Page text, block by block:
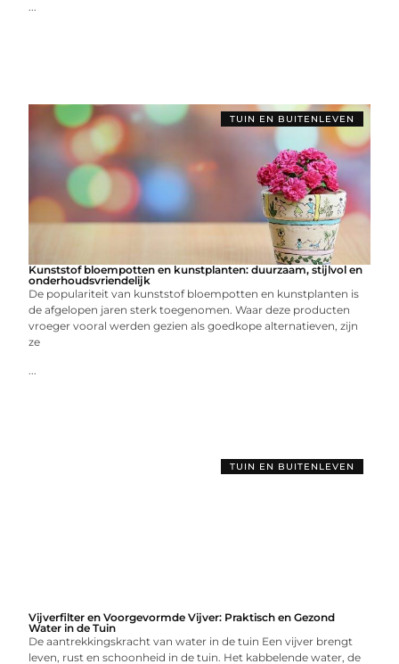
...
TUIN EN BUITENLEVEN
Kunststof bloempotten en kunstplanten: duurzaam, stijlvol en
onderhoudsvriendelijk
De populariteit van kunststof bloempotten en kunstplanten is
de afgelopen jaren sterk toegenomen. Waar deze producten
vroeger vooral werden gezien als goedkope alternatieven, zijn
ze
...
TUIN EN BUITENLEVEN
Vijverfilter en Voorgevormde Vijver: Praktisch en Gezond
Water in de Tuin
De aantrekkingskracht van water in de tuin Een vijver brengt
leven, rust en schoonheid in de tuin. Het kabbelende water, de